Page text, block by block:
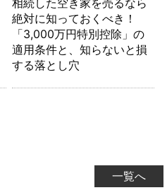
相続した空き家を売るなら
絶対に知っておくべき！
「3,000万円特別控除」の
適用条件と、知らないと損
する落とし穴
一覧へ